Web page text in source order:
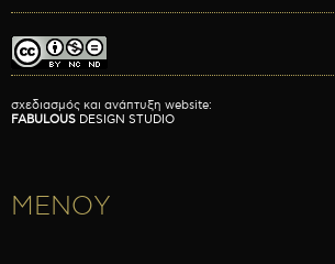
σχεδιασμός και ανάπτυξη website:
FABULOUS DESIGN STUDIO
ΜΕΝΟΥ